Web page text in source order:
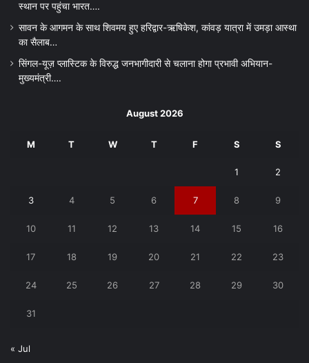
स्थान पर पहुंचा भारत….
सावन के आगमन के साथ शिवमय हुए हरिद्वार-ऋषिकेश, कांवड़ यात्रा में उमड़ा आस्था
का सैलाब…
सिंगल-यूज़ प्लास्टिक के विरुद्ध जनभागीदारी से चलाना होगा प्रभावी अभियान-
मुख्यमंत्री….
August 2026
M T W T F S S
1 2
3 4 5 6 7 8 9
10 11 12 13 14 15 16
17 18 19 20 21 22 23
24 25 26 27 28 29 30
31
« Jul